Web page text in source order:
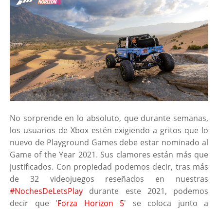
No sorprende en lo absoluto, que durante semanas,
los usuarios de Xbox estén exigiendo a gritos que lo
nuevo de Playground Games debe estar nominado al
Game of the Year 2021. Sus clamores están más que
justificados. Con propiedad podemos decir, tras más
de 32 videojuegos reseñados en nuestras
#NochesDeLetsPlay durante este 2021, podemos
decir que 'Forza Horizon 5' se coloca junto a